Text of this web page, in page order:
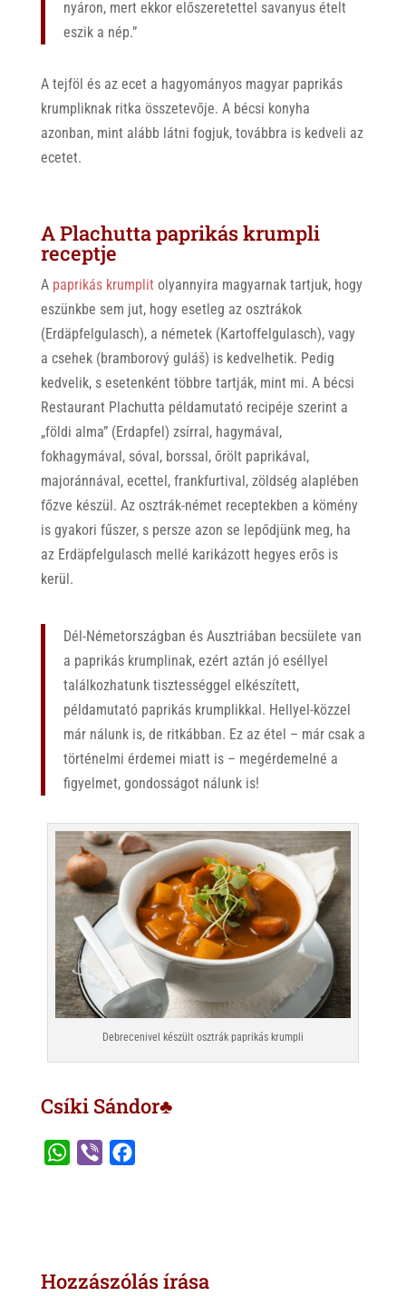
nyáron, mert ekkor előszeretettel savanyus ételt
eszik a nép.”
A tejföl és az ecet a hagyományos magyar paprikás
krumpliknak ritka összetevője. A bécsi konyha
azonban, mint alább látni fogjuk, továbbra is kedveli az
ecetet.
A Plachutta paprikás krumpli
receptje
A paprikás krumplit olyannyira magyarnak tartjuk, hogy
eszünkbe sem jut, hogy esetleg az osztrákok
(Erdäpfelgulasch), a németek (Kartoffelgulasch), vagy
a csehek (bramborový guláš) is kedvelhetik. Pedig
kedvelik, s esetenként többre tartják, mint mi. A bécsi
Restaurant Plachutta példamutató recipéje szerint a
„földi alma” (Erdapfel) zsírral, hagymával,
fokhagymával, sóval, borssal, őrölt paprikával,
majoránnával, ecettel, frankfurtival, zöldség alaplében
főzve készül. Az osztrák-német receptekben a kömény
is gyakori fűszer, s persze azon se lepődjünk meg, ha
az Erdäpfelgulasch mellé karikázott hegyes erős is
kerül.
Dél-Németországban és Ausztriában becsülete van
a paprikás krumplinak, ezért aztán jó eséllyel
találkozhatunk tisztességgel elkészített,
példamutató paprikás krumplikkal. Hellyel-közzel
már nálunk is, de ritkábban. Ez az étel – már csak a
történelmi érdemei miatt is – megérdemelné a
figyelmet, gondosságot nálunk is!
Debrecenivel készült osztrák paprikás krumpli
Csíki Sándor♣
A
o
Hozzászólás írása